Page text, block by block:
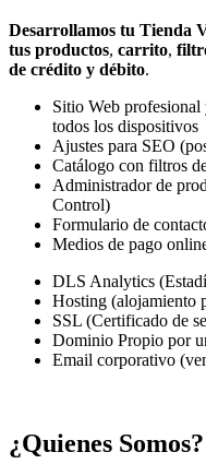
Desarrollamos tu Tienda
tus productos, carrito,
de crédito y débito.
Sitio Web profesional
todos los dispositivos
Ajustes para SEO
Catálogo con filtros
Administrador de
Control)
Formulario de
Medios de pago
DLS Analytics
Hosting (alojamiento
SSL (Certificado de
Dominio Propio por
Email corporativo
¿Quienes Somos?